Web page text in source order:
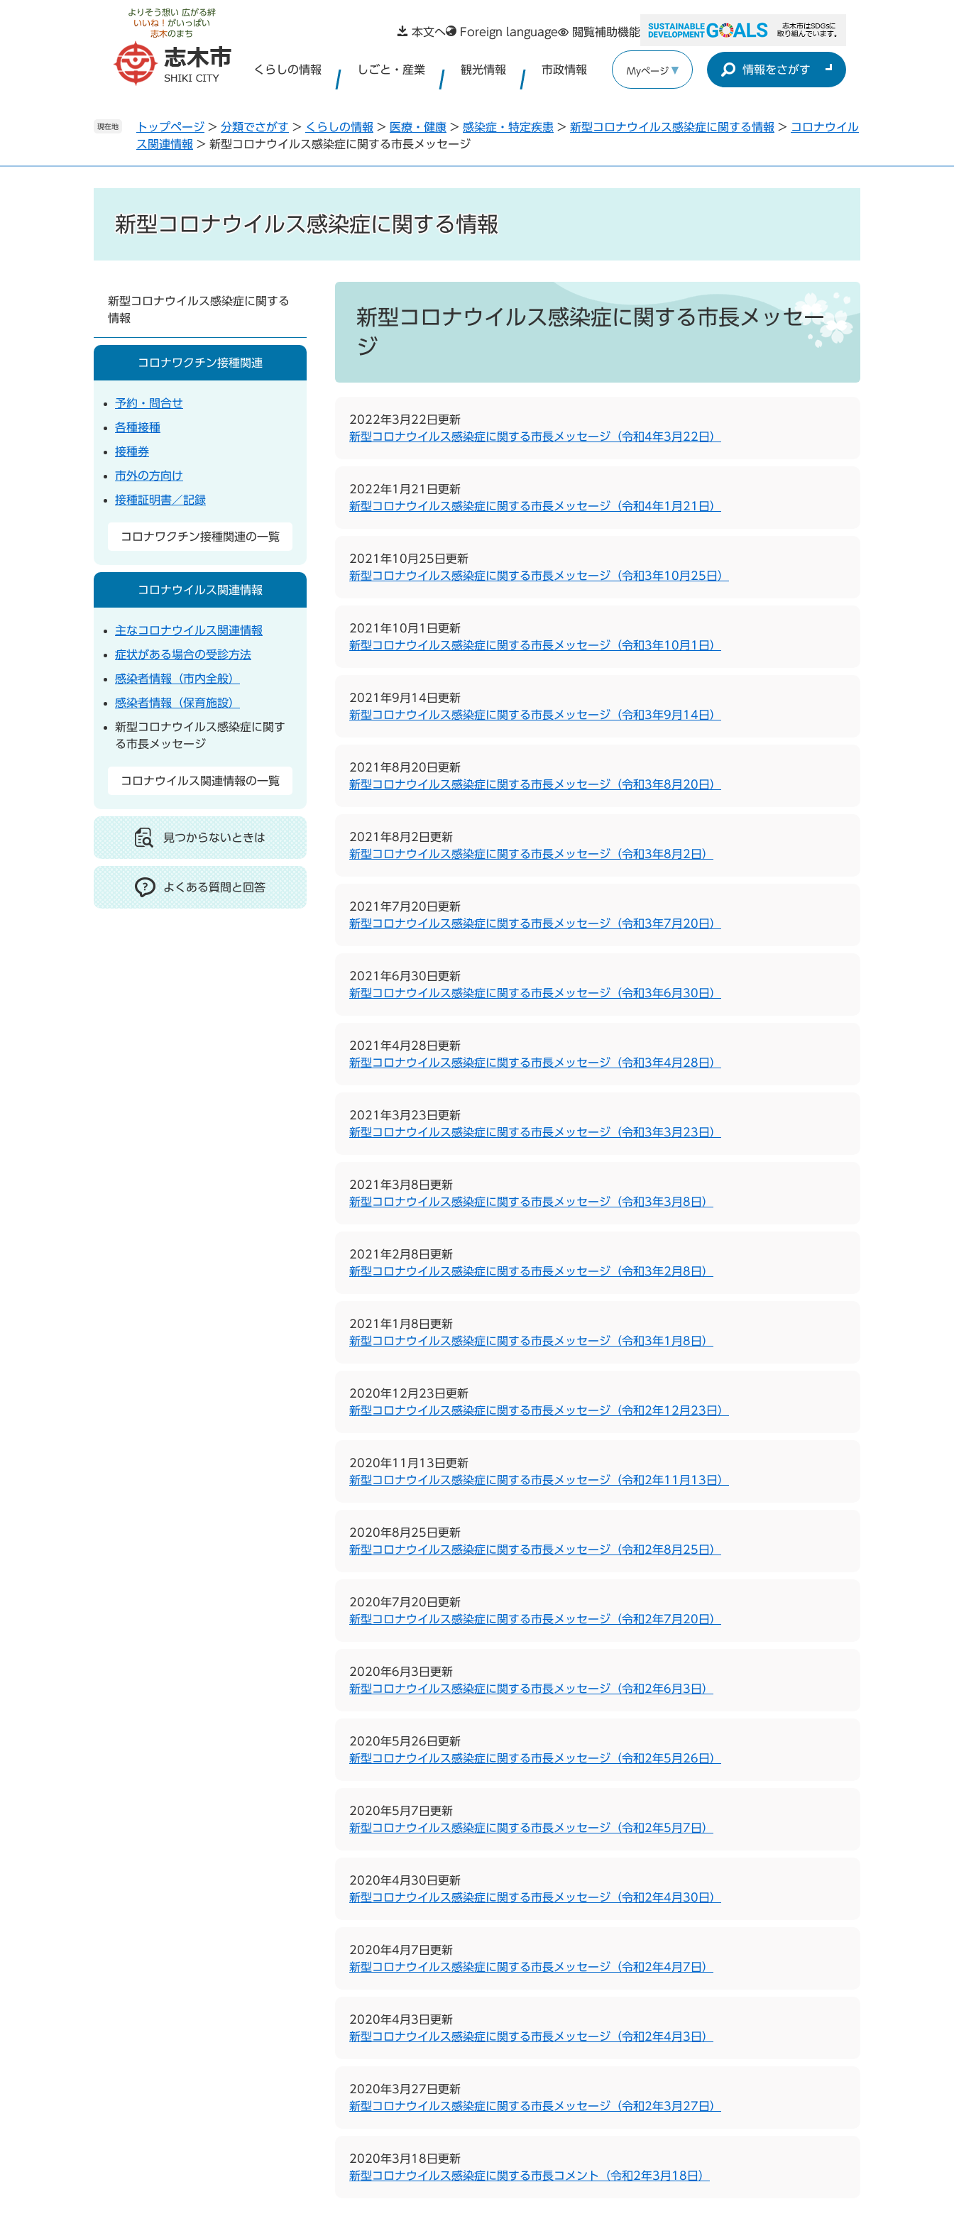
よりそう想い 広がる絆
いいね！ がいっぱい
志木のまち 本文へ Foreign language 閲覧補助機能
くらしの情報 しごと・産業 観光情報 市政情報 Myページ 情報をさがす
現在地 トップページ > 分類でさがす > くらしの情報 > 医療・健康 > 感染症・特定疾患 > 新型コロナウイルス感染症に関する情報 > コロナウイル
ス関連情報 > 新型コロナウイルス感染症に関する市長メッセージ
新型コロナウイルス感染症に関する情報
新型コロナウイルス感染症に関する市長メッセー
ジ
2022年3月22日更新
新型コロナウイルス感染症に関する市長メッセージ（令和4年3月22日）
2022年1月21日更新
新型コロナウイルス感染症に関する市長メッセージ（令和4年1月21日）
2021年10月25日更新
新型コロナウイルス感染症に関する市長メッセージ（令和3年10月25日）
2021年10月1日更新
新型コロナウイルス感染症に関する市長メッセージ（令和3年10月1日）
2021年9月14日更新
新型コロナウイルス感染症に関する市長メッセージ（令和3年9月14日）
2021年8月20日更新
新型コロナウイルス感染症に関する市長メッセージ（令和3年8月20日）
2021年8月2日更新
新型コロナウイルス感染症に関する市長メッセージ（令和3年8月2日）
2021年7月20日更新
新型コロナウイルス感染症に関する市長メッセージ（令和3年7月20日）
2021年6月30日更新
新型コロナウイルス感染症に関する市長メッセージ（令和3年6月30日）
2021年4月28日更新
新型コロナウイルス感染症に関する市長メッセージ（令和3年4月28日）
2021年3月23日更新
新型コロナウイルス感染症に関する市長メッセージ（令和3年3月23日）
2021年3月8日更新
新型コロナウイルス感染症に関する市長メッセージ（令和3年3月8日）
2021年2月8日更新
新型コロナウイルス感染症に関する市長メッセージ（令和3年2月8日）
2021年1月8日更新
新型コロナウイルス感染症に関する市長メッセージ（令和3年1月8日）
2020年12月23日更新
新型コロナウイルス感染症に関する市長メッセージ（令和2年12月23日）
2020年11月13日更新
新型コロナウイルス感染症に関する市長メッセージ（令和2年11月13日）
2020年8月25日更新
新型コロナウイルス感染症に関する市長メッセージ（令和2年8月25日）
2020年7月20日更新
新型コロナウイルス感染症に関する市長メッセージ（令和2年7月20日）
2020年6月3日更新
新型コロナウイルス感染症に関する市長メッセージ（令和2年6月3日）
2020年5月26日更新
新型コロナウイルス感染症に関する市長メッセージ（令和2年5月26日）
2020年5月7日更新
新型コロナウイルス感染症に関する市長メッセージ（令和2年5月7日）
2020年4月30日更新
新型コロナウイルス感染症に関する市長メッセージ（令和2年4月30日）
2020年4月7日更新
新型コロナウイルス感染症に関する市長メッセージ（令和2年4月7日）
2020年4月3日更新
新型コロナウイルス感染症に関する市長メッセージ（令和2年4月3日）
2020年3月27日更新
新型コロナウイルス感染症に関する市長メッセージ（令和2年3月27日）
2020年3月18日更新
新型コロナウイルス感染症に関する市長コメント（令和2年3月18日）
新型コロナウイルス感染症に関する
情報
コロナワクチン接種関連
予約・問合せ
各種接種
接種券
市外の方向け
接種証明書／記録
コロナワクチン接種関連の一覧
コロナウイルス関連情報
主なコロナウイルス関連情報
症状がある場合の受診方法
感染者情報（市内全般）
感染者情報（保育施設）
新型コロナウイルス感染症に関す
る市長メッセージ
コロナウイルス関連情報の一覧
見つからないときは
よくある質問と回答